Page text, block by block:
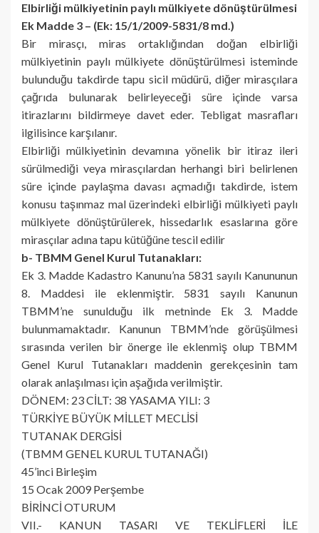
Elbirliği mülkiyetinin paylı mülkiyete dönüştürülmesi
Ek Madde 3 – (Ek: 15/1/2009-5831/8 md.)
Bir mirasçı, miras ortaklığından doğan elbirliği
mülkiyetinin paylı mülkiyete dönüştürülmesi isteminde
bulunduğu takdirde tapu sicil müdürü, diğer mirasçılara
çağrıda bulunarak belirleyeceği süre içinde varsa
itirazlarını bildirmeye davet eder. Tebligat masrafları
ilgilisince karşılanır.
Elbirliği mülkiyetinin devamına yönelik bir itiraz ileri
sürülmediği veya mirasçılardan herhangi biri belirlenen
süre içinde paylaşma davası açmadığı takdirde, istem
konusu taşınmaz mal üzerindeki elbirliği mülkiyeti paylı
mülkiyete dönüştürülerek, hissedarlık esaslarına göre
mirasçılar adına tapu kütüğüne tescil edilir
b- TBMM Genel Kurul Tutanakları:
Ek 3. Madde Kadastro Kanunu’na 5831 sayılı Kanununun
8. Maddesi ile eklenmiştir. 5831 sayılı Kanunun
TBMM’ne sunulduğu ilk metninde Ek 3. Madde
bulunmamaktadır. Kanunun TBMM’nde görüşülmesi
sırasında verilen bir önerge ile eklenmiş olup TBMM
Genel Kurul Tutanakları maddenin gerekçesinin tam
olarak anlaşılması için aşağıda verilmiştir.
DÖNEM: 23 CİLT: 38 YASAMA YILI: 3
TÜRKİYE BÜYÜK MİLLET MECLİSİ
TUTANAK DERGİSİ
(TBMM GENEL KURUL TUTANAĞI)
45’inci Birleşim
15 Ocak 2009 Perşembe
BİRİNCİ OTURUM
VII.- KANUN TASARI VE TEKLİFLERİ İLE